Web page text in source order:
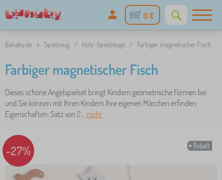
0 €
Banaby.de » Spielzeug / Holz-Spielzeuge / Farbiger magnetischer Fisch
Farbiger magnetischer Fisch
Dieses schöne Angelspielset bringt Kindern geometrische Formen bei
und Sie können mit Ihren Kindern Ihre eigenen Märchen erfinden.
Eigenschaften: Satz von 2 .. mehr
Rabatt
-27%